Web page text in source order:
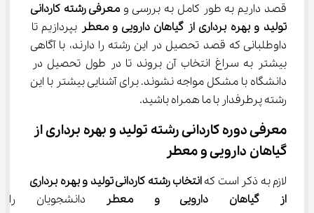
قصد داریم به طور کامل به بررسی و معرفی رشته ﻛﺎردانی
ﺗﻮلید و ﺑﻬﺮه ﺑﺮداری از گیاﻫﺎن دارویی و ﻣﻌﻄﺮ بپردازیم تا
داوطلبانی که قصد تحصیل در این رشته را دارند، با آگاهی
بیشتر به سراغ انتخاب آن بروند تا در طول تحصیل در
دانشگاه با مشکل مواجه نشوند. برای آشنایی بیشتر با این
رشته پرطرفدار با ما همراه باشید.
معرفی دوره ﻛﺎردانی رشته ﺗﻮلید و ﺑﻬﺮه ﺑﺮداری از
گیاﻫﺎن دارویی و ﻣﻌﻄﺮ
لازم به ذکر است که انتخاب رشته ﻛﺎردانی ﺗﻮلید و ﺑﻬﺮه ﺑﺮداری
از گیاﻫﺎن دارویی و ﻣﻌﻄﺮ دانشجویان